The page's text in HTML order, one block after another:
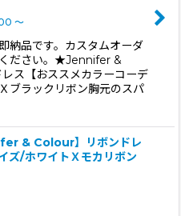
～
納品です。カスタムオーダ
ださい。★Jennifer &
ス【おススメカラーコーデ
ブラックリボン胸元のスパ
& Colour】リボンドレ
/ホワイトＸモカリボン